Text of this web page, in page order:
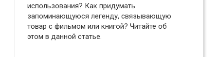
использования? Как придумать
запоминающуюся легенду, связывающую
товар с фильмом или книгой? Читайте об
этом в данной статье.